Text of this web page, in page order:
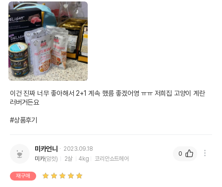
이건 진짜 너무 좋아해서 2+1 계속 했름 좋겠어영 ㅠㅠ 저희집 고양이 계란
러버거든요
#상품후기
미카언니
2023.09.18
미카(암컷) 2살 4kg 코리안쇼트헤어
재구매
0